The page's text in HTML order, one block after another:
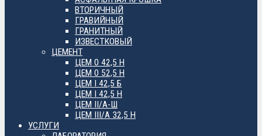
ВТОРИЧНЫЙ
ГРАВИЙНЫЙ
ГРАНИТНЫЙ
ИЗВЕСТКОВЫЙ
ЦЕМЕНТ
ЦЕМ 0 42,5 Н
ЦЕМ 0 52,5 Н
ЦЕМ I 42,5 Б
ЦЕМ I 42,5 Н
ЦЕМ II/А-Ш
ЦЕМ III/А 32,5 Н
УСЛУГИ